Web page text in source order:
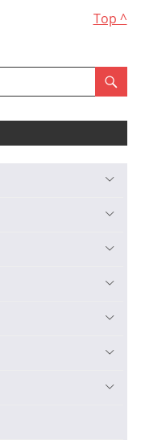
Top ^